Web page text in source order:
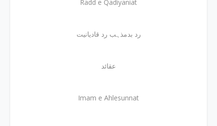
Radd e Qadiyaniat
رد بدمذہب رد قادیانیت
عقائد
Imam e Ahlesunnat